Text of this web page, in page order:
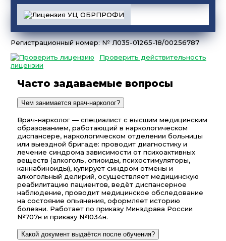
Регистрационный номер: № Л035-01265-18/00256787
Проверить действительность
лицензии
Часто задаваемые вопросы
Чем занимается врач-нарколог?
Врач-нарколог — специалист с высшим медицинским
образованием, работающий в наркологическом
диспансере, наркологическом отделении больницы
или выездной бригаде: проводит диагностику и
лечение синдрома зависимости от психоактивных
веществ (алкоголь, опиоиды, психостимуляторы,
каннабиноиды), купирует синдром отмены и
алкогольный делирий, осуществляет медицинскую
реабилитацию пациентов, ведёт диспансерное
наблюдение, проводит медицинское обследование
на состояние опьянения, оформляет историю
болезни. Работает по приказу Минздрава России
№707н и приказу №1034н.
Какой документ выдаётся после обучения?